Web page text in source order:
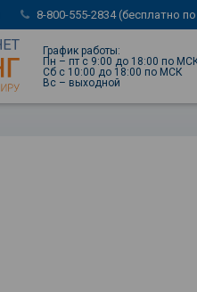
8-800-555-2834 (бесплатно
График работы:
Пн – пт с 9:00 до 18:00 по
Сб с 10:00 до 18:00 по МСК
Вс – выходной